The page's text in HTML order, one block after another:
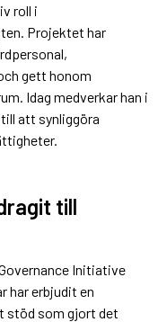
roll i
Projektet har
gett honom
Idag medverkar han i
att synliggöra
till
Initiative
har erbjudit en
stöd som gjort det